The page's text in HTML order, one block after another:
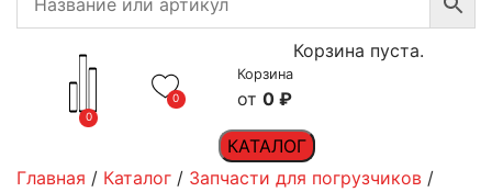
0
0
Корзина
0 ₽
Корзина пуста.
КАТАЛОГ
Главная / Каталог / Запчасти для погрузчиков /